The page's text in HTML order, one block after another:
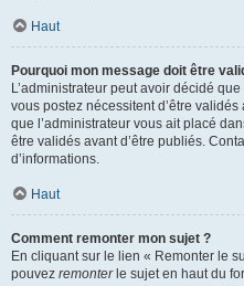
Haut
Pourquoi mon message doit être
L’administrateur peut avoir décidé
vous postez nécessitent d’être
que l’administrateur vous ait placé
être validés avant d’être publiés.
d’informations.
Haut
Comment remonter mon sujet ?
En cliquant sur le lien « Remonter le
pouvez remonterle sujet en haut du